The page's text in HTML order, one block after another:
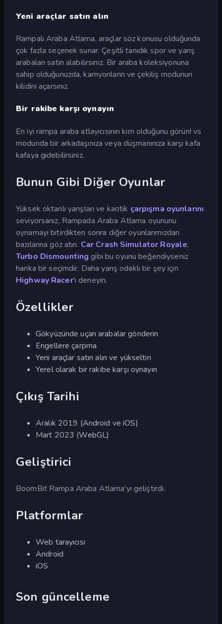
Yeni araçlar satın alın
Rampalı Araba Atlama, araçlar söz konusu olduğunda
çok fazla seçenek sunar. Çeşitli tanıdık spor ve yarış
arabaları satın alabilirsiniz. Bir araba koleksiyonuna
sahip olduğunuzda, kamyonların ve çekiliş modunun
kilidini açarsınız.
Bir rakibe karşı oynayın
En iyi rampa araba atlayıcısının kim olduğunu görün! vs
modunda bir arkadaşınıza veya düşmanınıza karşı kafa
kafaya gidebilirsiniz.
Bunun Gibi Diğer Oyunlar
Yüksek oktanlı yarışları ve kaotik çarpışma oyunlarını
seviyorsanız, Rampada Araba Atlama oyununu
oynamayı bitirdikten sonra diğer oyunlarımızdan
bazılarına göz atın. Car Crash Simulator Royale,
Turbo Dismounting gibi bu oyunu beğendiyseniz
harika bir seçimdir. Daha yarış odaklı bir şey için
Highway Racer'ı deneyin.
Özellikler
Gökyüzünde uçan arabalar gönderin
Engellere çarpma
Yeni araçlar satın alın ve yükseltin
Yerel olarak bir rakibe karşı oynayın
Çıkış Tarihi
Aralık 2019 (Android ve iOS)
Mart 2023 (WebGL)
Geliştirici
BoomBit Rampa Araba Atlama'yı geliştirdi.
Platformlar
Web tarayıcısı
Android
iOS
Son güncelleme